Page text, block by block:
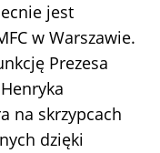
jest
w Warszawie.
Prezesa
na skrzypcach
dzięki